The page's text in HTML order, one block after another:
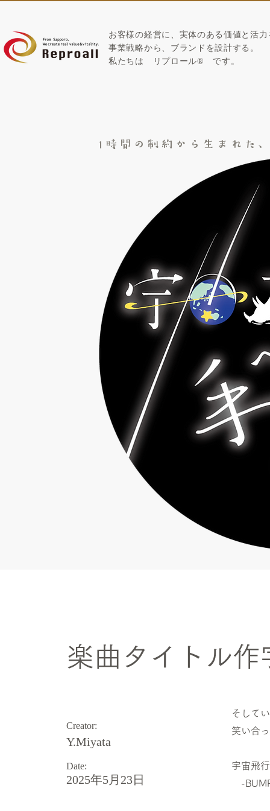
お客様の経営に、実体のある価値と活
​事業戦略から、ブランドを設計する。
私たちは
リプロール® です。
1時間の制約から生まれた
楽曲タイトル
Creator:
Y.Miyata
Date:
2025年5月23日
そして
笑い合
宇宙飛
-